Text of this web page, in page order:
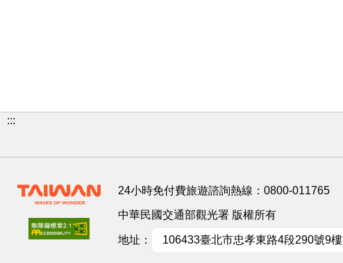
:::
24小時免付費旅遊諮詢熱線： 0800-011765
中華民國交通部觀光署 版權所有
地址： 106433臺北市忠孝東路4段290號9樓